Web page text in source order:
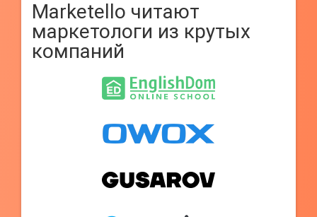
Marketello читают
маркетологи из крутых
компаний